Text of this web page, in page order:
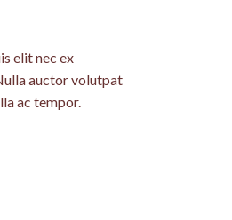
elit nec ex
auctor volutpat
ac tempor.